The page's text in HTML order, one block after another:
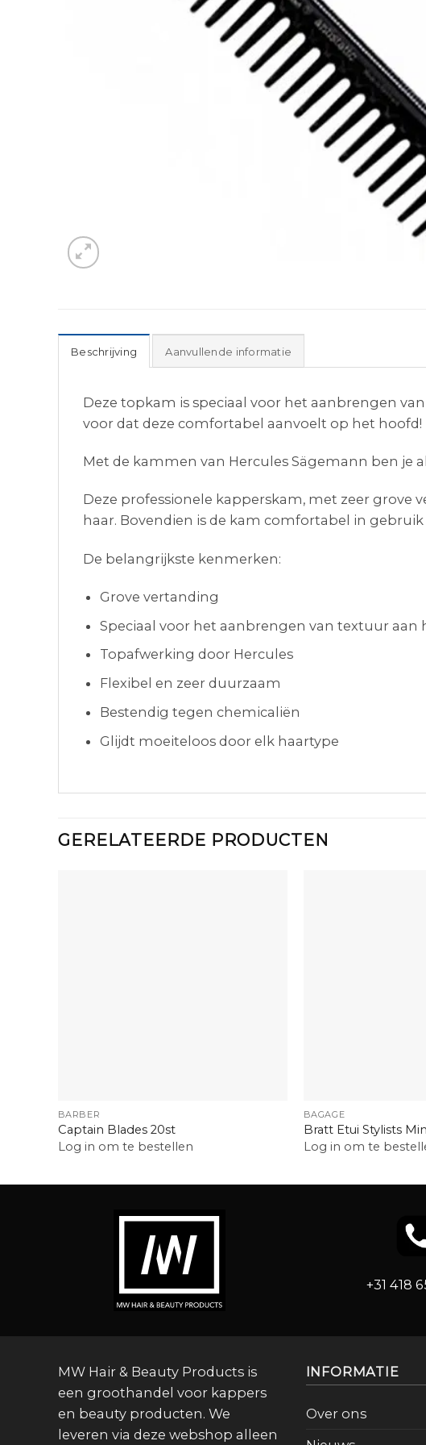
Beschrijving Aanvullende informatie
Deze topkam is speciaal voor het aanbrengen
voor dat deze comfortabel aanvoelt op het hoofd!
Met de kammen van Hercules Sägemann ben je
Deze professionele kapperskam, met zeer grove
haar. Bovendien is de kam comfortabel in
De belangrijkste kenmerken:
Grove vertanding
Speciaal voor het aanbrengen van textuur aan
Topafwerking door Hercules
Flexibel en zeer duurzaam
Bestendig tegen chemicaliën
Glijdt moeiteloos door elk haartype
GERELATEERDE PRODUCTEN
BARBER
Captain Blades 20st
Log in om te bestellen
BAGAGE
Bratt Etui Stylists
Log in om te
+31 418
MW Hair & Beauty Products is
een groothandel voor kappers
en beauty producten. We
leveren via deze webshop alleen
INFORMATIE
Over ons